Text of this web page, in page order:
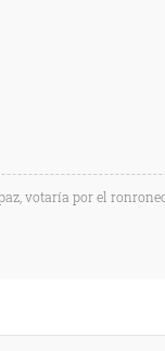
votaría por el